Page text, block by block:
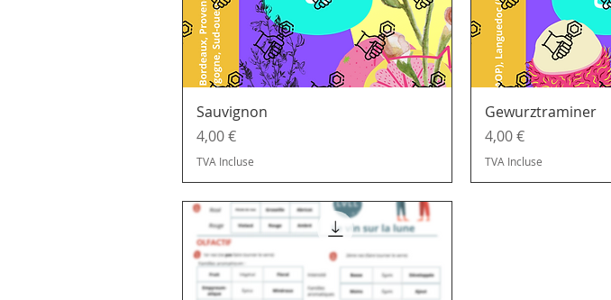
Sauvignon
Prix
4,00 €
TVA Incluse
Gewurztraminer
Prix
4,00 €
TVA Incluse